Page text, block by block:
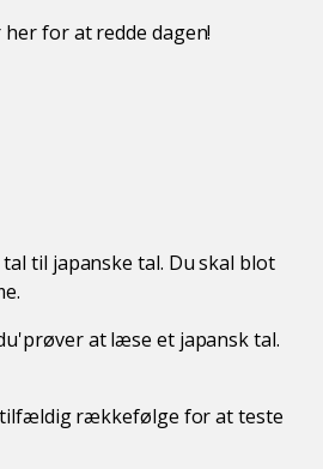
for at redde dagen!
til japanske tal. Du skal blot
at læse et japansk tal.
rækkefølge for at teste